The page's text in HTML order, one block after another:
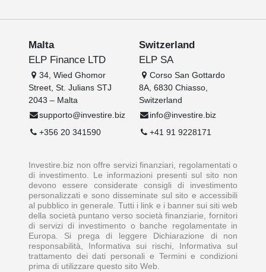
Malta
ELP Finance LTD
34, Wied Ghomor
Street, St. Julians STJ
2043 – Malta
supporto@investire.biz
+356 20 341590
Switzerland
ELP SA
Corso San Gottardo
8A, 6830 Chiasso,
Switzerland
info@investire.biz
+41 91 9228171
Investire.biz non offre servizi finanziari, regolamentati o
di investimento. Le informazioni presenti sul sito non
devono essere considerate consigli di investimento
personalizzati e sono disseminate sul sito e accessibili
al pubblico in generale. Tutti i link e i banner sui siti web
della società puntano verso società finanziarie, fornitori
di servizi di investimento o banche regolamentate in
Europa. Si prega di leggere Dichiarazione di non
responsabilità, Informativa sui rischi, Informativa sul
trattamento dei dati personali e Termini e condizioni
prima di utilizzare questo sito Web.